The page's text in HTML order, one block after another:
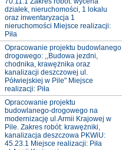
działek, nieruchomości, 1 lokalu
oraz inwentaryzacja 1
nieruchomości Miejsce realizacji:
Piła
Opracowanie projektu budowlanego
drogowego: ,,Budowa jezdni,
chodnika, krawężnika oraz
kanalizacji deszczowej ul.
Półwiejskiej w Pile" Miejsce
realizacji: Piła
Opracowanie projektu
budowlanego-drogowego na
modernizację ul.Armii Krajowej w
Pile. Zakres robót: krawężniki,
kanalizacja deszczowa PKWiU:
45.23.1 Miejsce realizacji: Piła